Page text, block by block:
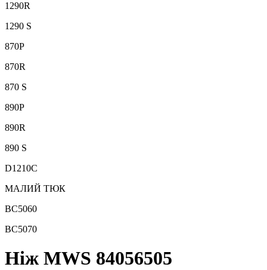
1290R
1290 S
870P
870R
870 S
890P
890R
890 S
D1210C
МАЛИЙ ТЮК
BC5060
BC5070
Ніж MWS 84056505